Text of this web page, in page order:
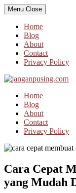
Skip
to
content
Menu Close
Home
Blog
About
Contact
Privacy Policy
Home
Blog
About
Contact
Privacy Policy
Cara Cepat
yang Mudah